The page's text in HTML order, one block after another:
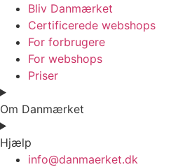
Bliv Danmærket
Certificerede webshops
For forbrugere
For webshops
Priser
Om Danmærket
Hjælp
info@danmaerket.dk